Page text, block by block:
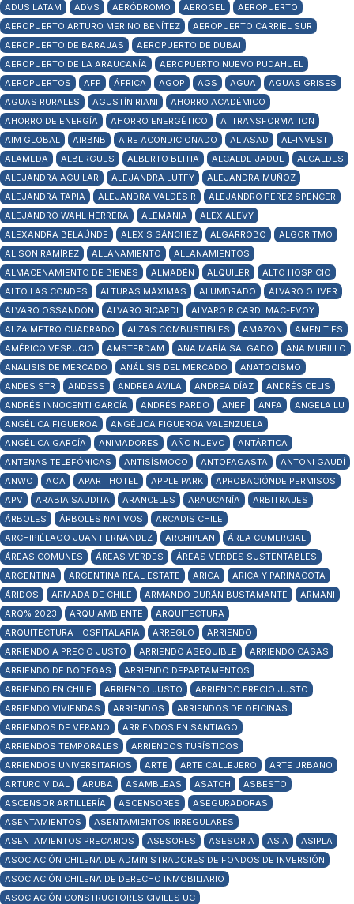
ADUS LATAM ADVS AERÓDROMO AEROGEL
AEROPUERTO
AEROPUERTO ARTURO MERINO BENÍTEZ
AEROPUERTO CARRIEL SUR
AEROPUERTO DE BARAJAS
AEROPUERTO DE DUBAI
AEROPUERTO DE LA ARAUCANÍA
AEROPUERTO NUEVO PUDAHUEL
AEROPUERTOS
AFP ÁFRICA AGOP AGS AGUA
AGUAS GRISES
AGUAS RURALES
AGUSTÍN RIANI
AHORRO ACADÉMICO
AHORRO DE ENERGÍA
AHORRO ENERGÉTICO
AI TRANSFORMATION
AIM GLOBAL
AIRBNB AIRE ACONDICIONADO AL ASAD
AL-INVEST
ALAMEDA
ALBERGUES ALBERTO BEITIA ALCALDE JADUE
ALCALDES
ALEJANDRA AGUILAR
ALEJANDRA LUTFY
ALEJANDRA MUÑOZ
ALEJANDRA TAPIA
ALEJANDRA VALDÉS R
ALEJANDRO PEREZ SPENCER
ALEJANDRO WAHL HERRERA
ALEMANIA
ALEX ALEVY
ALEXANDRA BELAÚNDE
ALEXIS SÁNCHEZ ALGARROBO
ALGORITMO
ALISON RAMÍREZ
ALLANAMIENTO
ALLANAMIENTOS
ALMACENAMIENTO DE BIENES
ALMADÉN ALQUILER
ALTO HOSPICIO
ALTO LAS CONDES
ALTURAS MÁXIMAS ALUMBRADO
ÁLVARO OLIVER
ÁLVARO OSSANDÓN
ÁLVARO RICARDI
ALVARO RICARDI MAC-EVOY
ALZA METRO CUADRADO
ALZAS COMBUSTIBLES AMAZON
AMENITIES
AMÉRICO VESPUCIO
AMSTERDAM ANA MARÍA SALGADO
ANA MURILLO
ANALISIS DE MERCADO
ANÁLISIS DEL MERCADO
ANATOCISMO
ANDES STR
ANDESS ANDREA ÁVILA ANDREA DÍAZ
ANDRÉS CELIS
ANDRÉS INNOCENTI GARCÍA
ANDRÉS PARDO ANEF ANFA
ANGELA LU
ANGÉLICA FIGUEROA
ANGÉLICA FIGUEROA VALENZUELA
ANGÉLICA GARCÍA
ANIMADORES AÑO NUEVO
ANTÁRTICA
ANTENAS TELEFÓNICAS
ANTISÍSMOCO ANTOFAGASTA
ANTONI GAUDÍ
ANWO
AOA APART HOTEL APPLE PARK
APROBACIÓNDE PERMISOS
APV
ARABIA SAUDITA ARANCELES ARAUCANÍA
ARBITRAJES
ÁRBOLES
ÁRBOLES NATIVOS
ARCADIS CHILE
ARCHIPIÉLAGO JUAN FERNÁNDEZ
ARCHIPLAN
ÁREA COMERCIAL
ÁREAS COMUNES
ÁREAS VERDES
ÁREAS VERDES SUSTENTABLES
ARGENTINA
ARGENTINA REAL ESTATE ARICA
ARICA Y PARINACOTA
ÁRIDOS
ARMADA DE CHILE ARMANDO DURÁN BUSTAMANTE
ARMANI
ARQ% 2023
ARQUIAMBIENTE
ARQUITECTURA
ARQUITECTURA HOSPITALARIA
ARREGLO
ARRIENDO
ARRIENDO A PRECIO JUSTO
ARRIENDO ASEQUIBLE
ARRIENDO CASAS
ARRIENDO DE BODEGAS
ARRIENDO DEPARTAMENTOS
ARRIENDO EN CHILE
ARRIENDO JUSTO
ARRIENDO PRECIO JUSTO
ARRIENDO VIVIENDAS
ARRIENDOS
ARRIENDOS DE OFICINAS
ARRIENDOS DE VERANO
ARRIENDOS EN SANTIAGO
ARRIENDOS TEMPORALES
ARRIENDOS TURÍSTICOS
ARRIENDOS UNIVERSITARIOS
ARTE ARTE CALLEJERO
ARTE URBANO
ARTURO VIDAL
ARUBA ASAMBLEAS ASATCH
ASBESTO
ASCENSOR ARTILLERÍA
ASCENSORES
ASEGURADORAS
ASENTAMIENTOS
ASENTAMIENTOS IRREGULARES
ASENTAMIENTOS PRECARIOS
ASESORES ASESORIA ASIA
ASIPLA
ASOCIACIÓN CHILENA DE ADMINISTRADORES DE FONDOS DE INVERSIÓN
ASOCIACIÓN CHILENA DE DERECHO INMOBILIARIO
ASOCIACIÓN CONSTRUCTORES CIVILES UC